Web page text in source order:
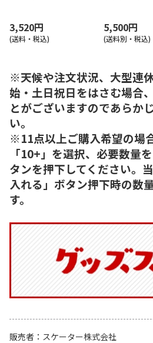
3,520円
(送料・税込)
5,500円
(送料別・税込)
※天候や注文状況、大型連
始・土日祝日をはさむ場合
とがございますのであらか
い。
※11点以上ご購入希望の場
「10+」を選択、必要数量
タンを押下してください。
入れる」ボタン押下時の数
す。
販売者
スケーター株式会社